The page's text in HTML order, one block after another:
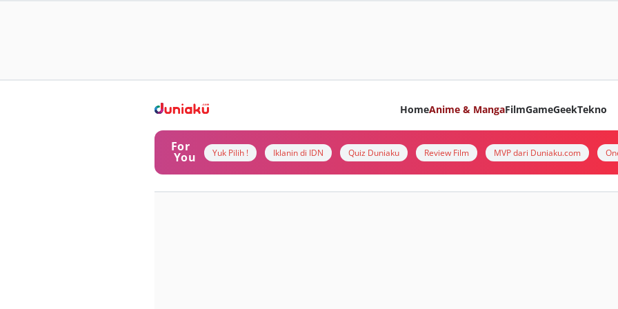
HomeAnime & MangaFilmGameGeekTekno
For
You Yuk Pilih ! Iklanin di IDN Quiz Duniaku Review Film MVP dari Duniaku.com